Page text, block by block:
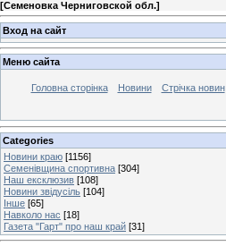
[Семеновка Черниговской обл.]
Вход на сайт
Меню сайта
Головна сторінка Новини Стрічка новин
Categories
Новини краю [1156]
Семенівщина спортивна [304]
Наш ексклюзив [108]
Новини звідусіль [104]
Інше [65]
Навколо нас [18]
Газета "Гарт" про наш край [31]